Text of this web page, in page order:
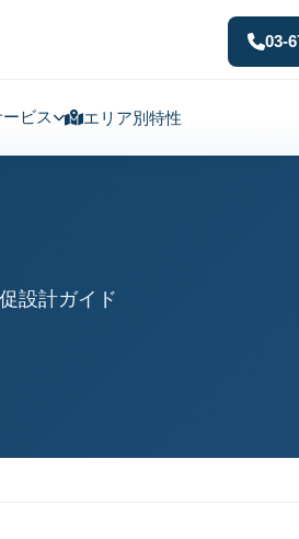
03-
ビス エリア別特性
設計ガイド